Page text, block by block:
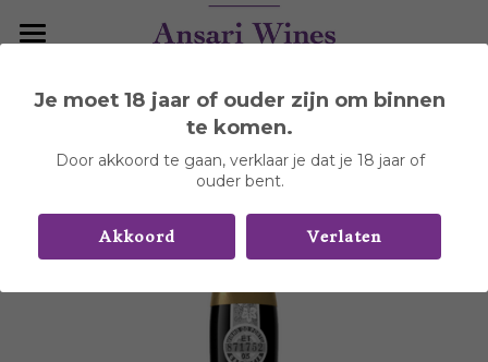
Aldeia de Cima
Arvad
Casa Ermelinda Freitas
Over Portugal
Contact
Contact
Je moet 18 jaar of ouder zijn om binnen
te komen.
Door akkoord te gaan, verklaar je dat je 18 jaar of
ouder bent.
Akkoord Verlaten